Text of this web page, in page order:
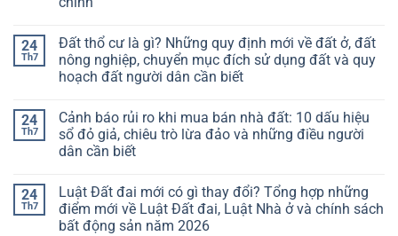
24
Th7
Đất thổ cư là gì? Những quy định mới về đất ở, đất
nông nghiệp, chuyển mục đích sử dụng đất và quy
hoạch đất người dân cần biết
24
Th7
Cảnh báo rủi ro khi mua bán nhà đất: 10 dấu hiệu
sổ đỏ giả, chiêu trò lừa đảo và những điều người
dân cần biết
24
Th7
Luật Đất đai mới có gì thay đổi? Tổng hợp những
điểm mới về Luật Đất đai, Luật Nhà ở và chính sách
bất động sản năm 2026